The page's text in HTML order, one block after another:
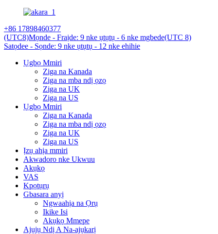
+86 17898460377
(UTC8)Mọnde - Fraịde: 9 nke ụtụtụ - 6 nke mgbede(UTC 8)
Satọdee - Sọnde: 9 nke ụtụtụ - 12 nke ehihie
Ụgbọ Mmiri
Ziga na Kanada
Ziga na mba ndị ọzọ
Ziga na UK
Ziga na US
Ụgbọ Mmiri
Ziga na Kanada
Ziga na mba ndị ọzọ
Ziga na UK
Ziga na US
Ịzụ ahịa mmiri
Akwadoro nke Ukwuu
Akụkọ
VAS
Kpọtụrụ
Gbasara anyị
Ngwaahịa na Ọrụ
Ikike Isi
Akụkọ Mmepe
Ajụjụ Ndị A Na-ajụkarị